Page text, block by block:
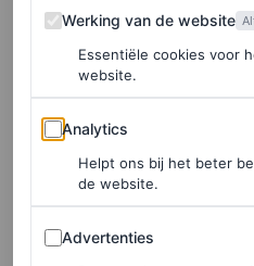
Op 31 maart bracht Miley
eerste single van het album uit:
die ze op Instagram deelde,
outfit van Mugler. De
Benoît Debie. Later
singleSomething Beautiful.
maat gemaakte creatie van
Werking van de website
Werking van de website
Essentiële cookies voor
website.
Analytics
Analytics
Helpt ons bij het beter
de website.
Advertenties
Advertenties